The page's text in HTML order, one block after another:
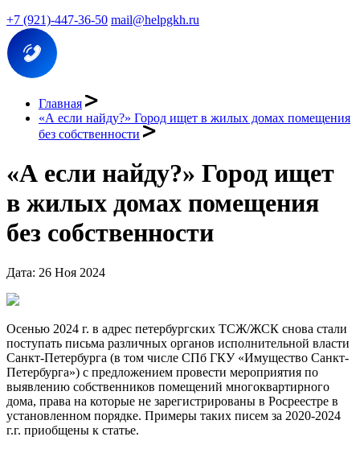
+7 (921)-447-36-50 mail@helpgkh.ru
Главная
«А если найду?» Город ищет в жилых домах помещения
без собственности
«А если найду?» Город ищет
в жилых домах помещения
без собственности
Дата: 26 Ноя 2024
Осенью 2024 г. в адрес петербургских ТСЖ/ЖСК снова стали
поступать письма различных органов исполнительной власти
Санкт-Петербурга (в том числе СПб ГКУ «Имущество Санкт-
Петербурга») с предложением провести мероприятия по
выявлению собственников помещений многоквартирного
дома, права на которые не зарегистрированы в Росреестре в
установленном порядке. Примеры таких писем за 2020-2024
г.г. приобщены к статье.